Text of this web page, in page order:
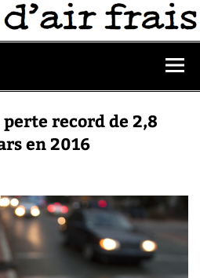
record de 2,8
en 2016